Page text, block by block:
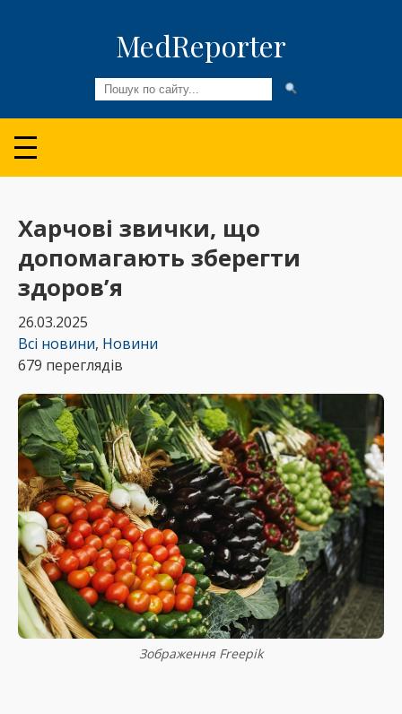
MedReporter
Всі новини
Огляди та Аналітика
Медспільнота
Колонки
Відео
Пацієнтам
Харчові звички, що
допомагають зберегти
здоров’я
26.03.2025
Всі новини, Новини
679 переглядів
Зображення Freepik